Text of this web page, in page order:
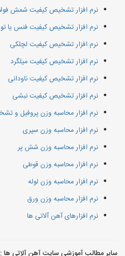
نرم افزار تشخیص کیفیت شمش
نرم افزار تشخیص کیفیت فنس یا
نرم افزار تشخیص کیفیت لچلکی
نرم افزار تشخیص کیفیت میلگرد
نرم افزار تشخیص کیفیت ناودانی
نرم افزار تشخیص کیفیت نبشی
نرم افزار محاسبه وزن پروفیل و
نرم افزار محاسبه وزن سپری
نرم افزار محاسبه وزن شش پر
نرم افزار محاسبه وزن قوطی
نرم افزار محاسبه وزن لوله
نرم افزار محاسبه وزن ورق
نرم افزارهای آهن آلاتی ها
سایر مطالب آموزشی سایت آهن آلاتی ها :